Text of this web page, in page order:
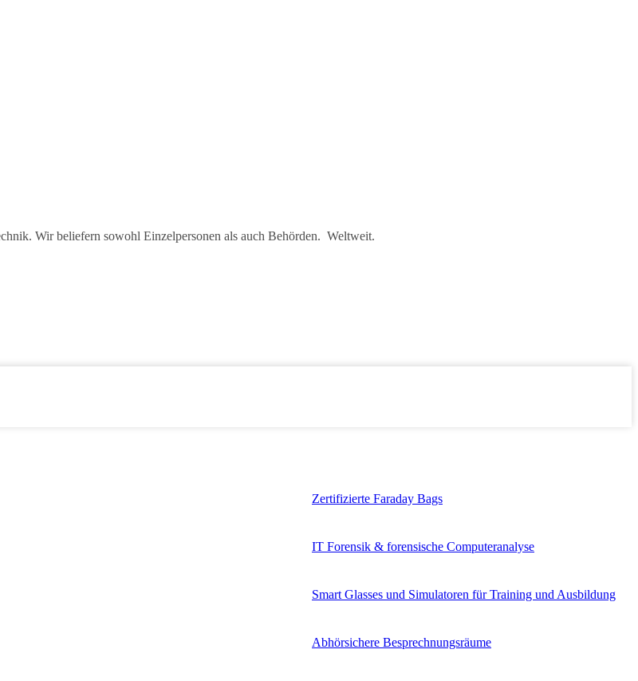
Wir beliefern sowohl Einzelpersonen als auch Behörden. Weltweit.
Zertifizierte Faraday Bags
IT Forensik & forensische Computeranalyse
Smart Glasses und Simulatoren für Training und Ausbildung
Abhörsichere Besprechnungsräume